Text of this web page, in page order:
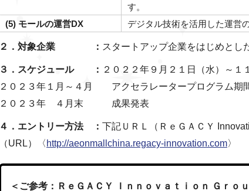
す。
(5) モールの運営DX
デジタル技術を活用した運営
２．対象企業 ： スタートアップ企業をはじめとし
３．スケジュール ： ２０２２年９月２１日（水）～
２０２３年１月～４月 アクセラレータープログラム期
２０２３年 ４月末 成果発表
４．エントリー方法 ： 下記ＵＲＬ（ＲｅＧＡＣＹ
（URL）〈 http://aeonmallchina.regacy-innovation.com〉
＜ご参考：ＲｅＧＡＣＹ Ｉｎｎｏｖａｔｉｏｎ Ｇｒｏ